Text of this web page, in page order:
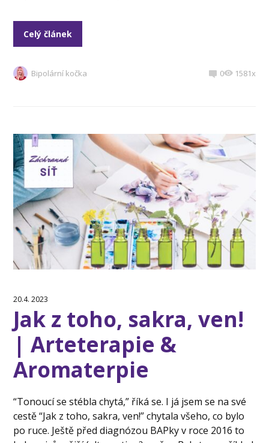
Celý článek
Bipolární kočka 0 1581x
20.4. 2023
Jak z toho, sakra, ven!
| Arteterapie &
Aromaterpie
“Tonoucí se stébla chytá,” říká se. I já jsem se na své
cestě “Jak z toho, sakra, ven!” chytala všeho, co bylo
po ruce. Ještě před diagnózou BAPky v roce 2016 to